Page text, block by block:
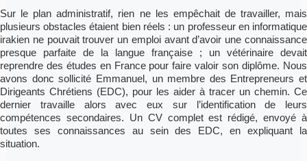
Sur le plan administratif, rien ne les empêchait de travailler, mais
plusieurs obstacles étaient bien réels : un professeur en informatique
irakien ne pouvait trouver un emploi avant d’avoir une connaissance
presque parfaite de la langue française ; un vétérinaire devait
reprendre des études en France pour faire valoir son diplôme. Nous
avons donc sollicité Emmanuel, un membre des Entrepreneurs et
Dirigeants Chrétiens (EDC), pour les aider à tracer un chemin. Ce
dernier travaille alors avec eux sur l’identification de leurs
compétences secondaires. Un CV complet est rédigé, envoyé à
toutes ses connaissances au sein des EDC, en expliquant la
situation.